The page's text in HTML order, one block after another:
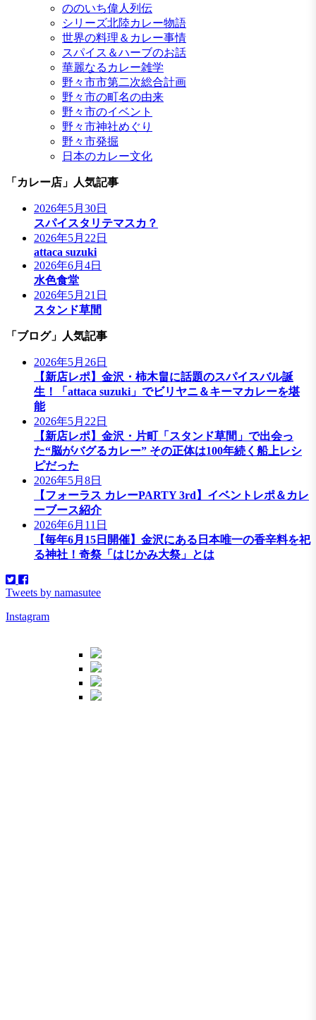
ののいち偉人列伝
シリーズ北陸カレー物語
世界の料理＆カレー事情
スパイス＆ハーブのお話
華麗なるカレー雑学
野々市市第二次総合計画
野々市の町名の由来
野々市のイベント
野々市神社めぐり
野々市発掘
日本のカレー文化
「カレー店」人気記事
2026年5月30日
スパイスタリテマスカ？
2026年5月22日
attaca suzuki
2026年6月4日
水色食堂
2026年5月21日
スタンド草間
「ブログ」人気記事
2026年5月26日
【新店レポ】金沢・柿木畠に話題のスパイスバル誕
生！「attaca suzuki」でビリヤニ＆キーマカレーを堪
能
2026年5月22日
【新店レポ】金沢・片町「スタンド草間」で出会っ
た“脳がバグるカレー” その正体は100年続く船上レシ
ピだった
2026年5月8日
【フォーラス カレーPARTY 3rd】イベントレポ＆カレ
ーブース紹介
2026年6月11日
【毎年6月15日開催】金沢にある日本唯一の香辛料を祀
る神社！奇祭「はじかみ大祭」とは
Tweets by namasutee
Instagram